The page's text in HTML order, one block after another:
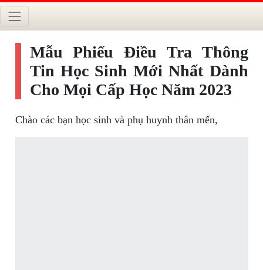
Mẫu Phiếu Điều Tra Thông
Tin Học Sinh Mới Nhất Dành
Cho Mọi Cấp Học Năm 2023
Chào các bạn học sinh và phụ huynh thân mến,